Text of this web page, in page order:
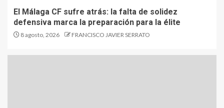
El Málaga CF sufre atrás: la falta de solidez
defensiva marca la preparación para la élite
8 agosto, 2026 FRANCISCO JAVIER SERRATO